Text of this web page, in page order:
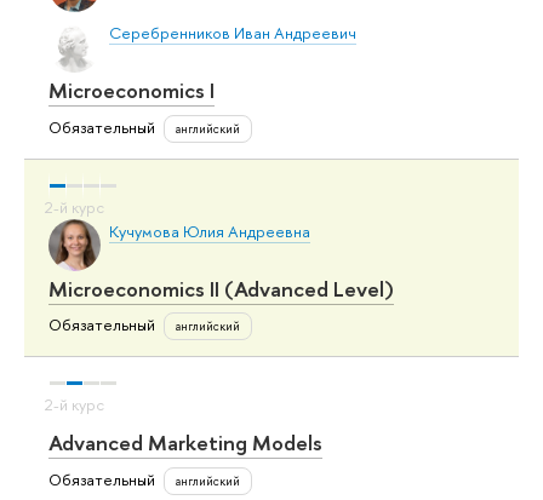
Серебренников Иван Андреевич
Microeconomics I
Обязательный английский
Кучумова Юлия Андреевна
Microeconomics II (Advanced Level)
Обязательный английский
Advanced Marketing Models
Обязательный английский